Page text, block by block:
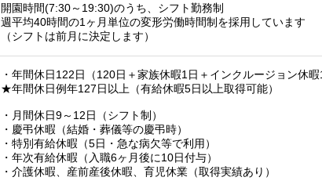
開園時間(7:30～19:30)のうち、シフト勤務制
週平均40時間の1ヶ月単位の変形労働時間制を採用しています
（シフトは前月に決定します）
・年間休日122日（120日＋家族休暇1日＋インクルージョン休
★年間休日例年127日以上（有給休暇5日以上取得可能）
・月間休日9～12日（シフト制）
・慶弔休暇（結婚・葬儀等の慶弔時）
・特別有給休暇（5日・急な病欠等で利用）
・年次有給休暇（入職6ヶ月後に10日付与）
・介護休暇、産前産後休暇、育児休業（取得実績あり）